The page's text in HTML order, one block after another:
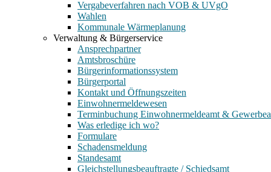
Vergabeverfahren nach VOB & UVgO
Wahlen
Kommunale Wärmeplanung
Verwaltung & Bürgerservice
Ansprechpartner
Amtsbroschüre
Bürgerinformationssystem
Bürgerportal
Kontakt und Öffnungszeiten
Einwohnermeldewesen
Terminbuchung Einwohnermeldeamt &
Was erledige ich wo?
Formulare
Schadensmeldung
Standesamt
Gleichstellungsbeauftragte / Schiedsamt